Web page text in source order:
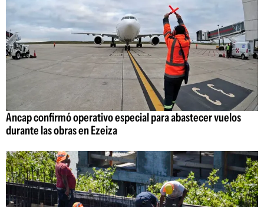
Ancap confirmó operativo especial para abastecer vuelos
durante las obras en Ezeiza